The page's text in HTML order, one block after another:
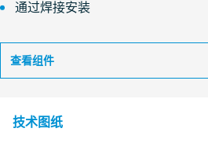
通过焊接安装
查看组件
技术图纸